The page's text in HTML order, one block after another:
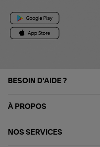
BESOIN D'AIDE ?
À PROPOS
NOS SERVICES